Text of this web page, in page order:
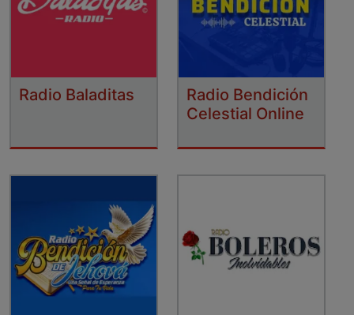
Radio Baladitas
Radio Bendición
Celestial Online